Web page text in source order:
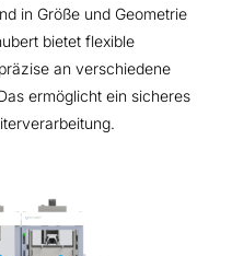
in Größe und Geometrie
bietet flexible
an verschiedene
ermöglicht ein sicheres